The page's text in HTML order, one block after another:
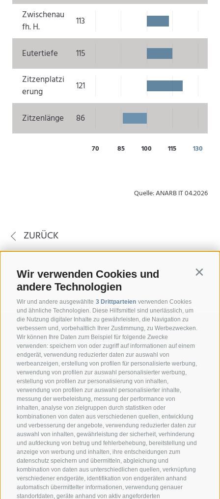
Wir verwenden Cookies und
andere Technologien
Wir und andere ausgewählte 3 Drittparteien verwenden Cookies
und ähnliche Technologien. Diese Hilfsmittel sind unerlässlich, um
die Nutzung digitaler Inhalte zu gewährleisten, die Navigation zu
verbessern und, vorbehaltlich Ihrer Zustimmung, zu Werbezwecken.
Wir können Ihre Daten zum Beispiel für folgende Zwecke
verwenden: speichern von oder zugriff auf informationen auf einem
endgerät, verwendung reduzierter daten zur auswahl von
werbeanzeigen, erstellung von profilen für personalisierte werbung,
verwendung von profilen zur auswahl personalisierter werbung,
erstellung von profilen zur personalisierung von inhalten,
verwendung von profilen zur auswahl personalisierter inhalte,
messung der werbeleistung, messung der performance von
inhalten, analyse von zielgruppen durch statistiken oder
kombinationen von daten aus verschiedenen quellen, entwicklung
und verbesserung der angebote, verwendung reduzierter daten zur
auswahl von inhalten, gewährleistung der sicherheit, verhinderung
und aufdeckung von betrug und fehlerbehebung, bereitstellung und
anzeige von werbung und inhalten, ihre entscheidungen zum
datenschutz speichern und übermitteln, abgleichung und
kombination von daten aus unterschiedlichen quellen, verknüpfung
verschiedener endgeräte, identifikation von endgeräten anhand
automatisch übermittelter informationen, verwendung genauer
standortdaten, geräte anhand von aktiv angeforderten
Zwischenau
fh. H.
113
Eutertiefe
115
Zitzenplatzi
erung
121
Zitzenlänge 86
70 85 100 115 130
Quelle: ANARB IT 04.2026
ZURÜCK
KONTAKT
Superbrown
Via delle Bettine, 40 - 38121 Trento
Tel.:+39 0461 432111
info@superbrown.it